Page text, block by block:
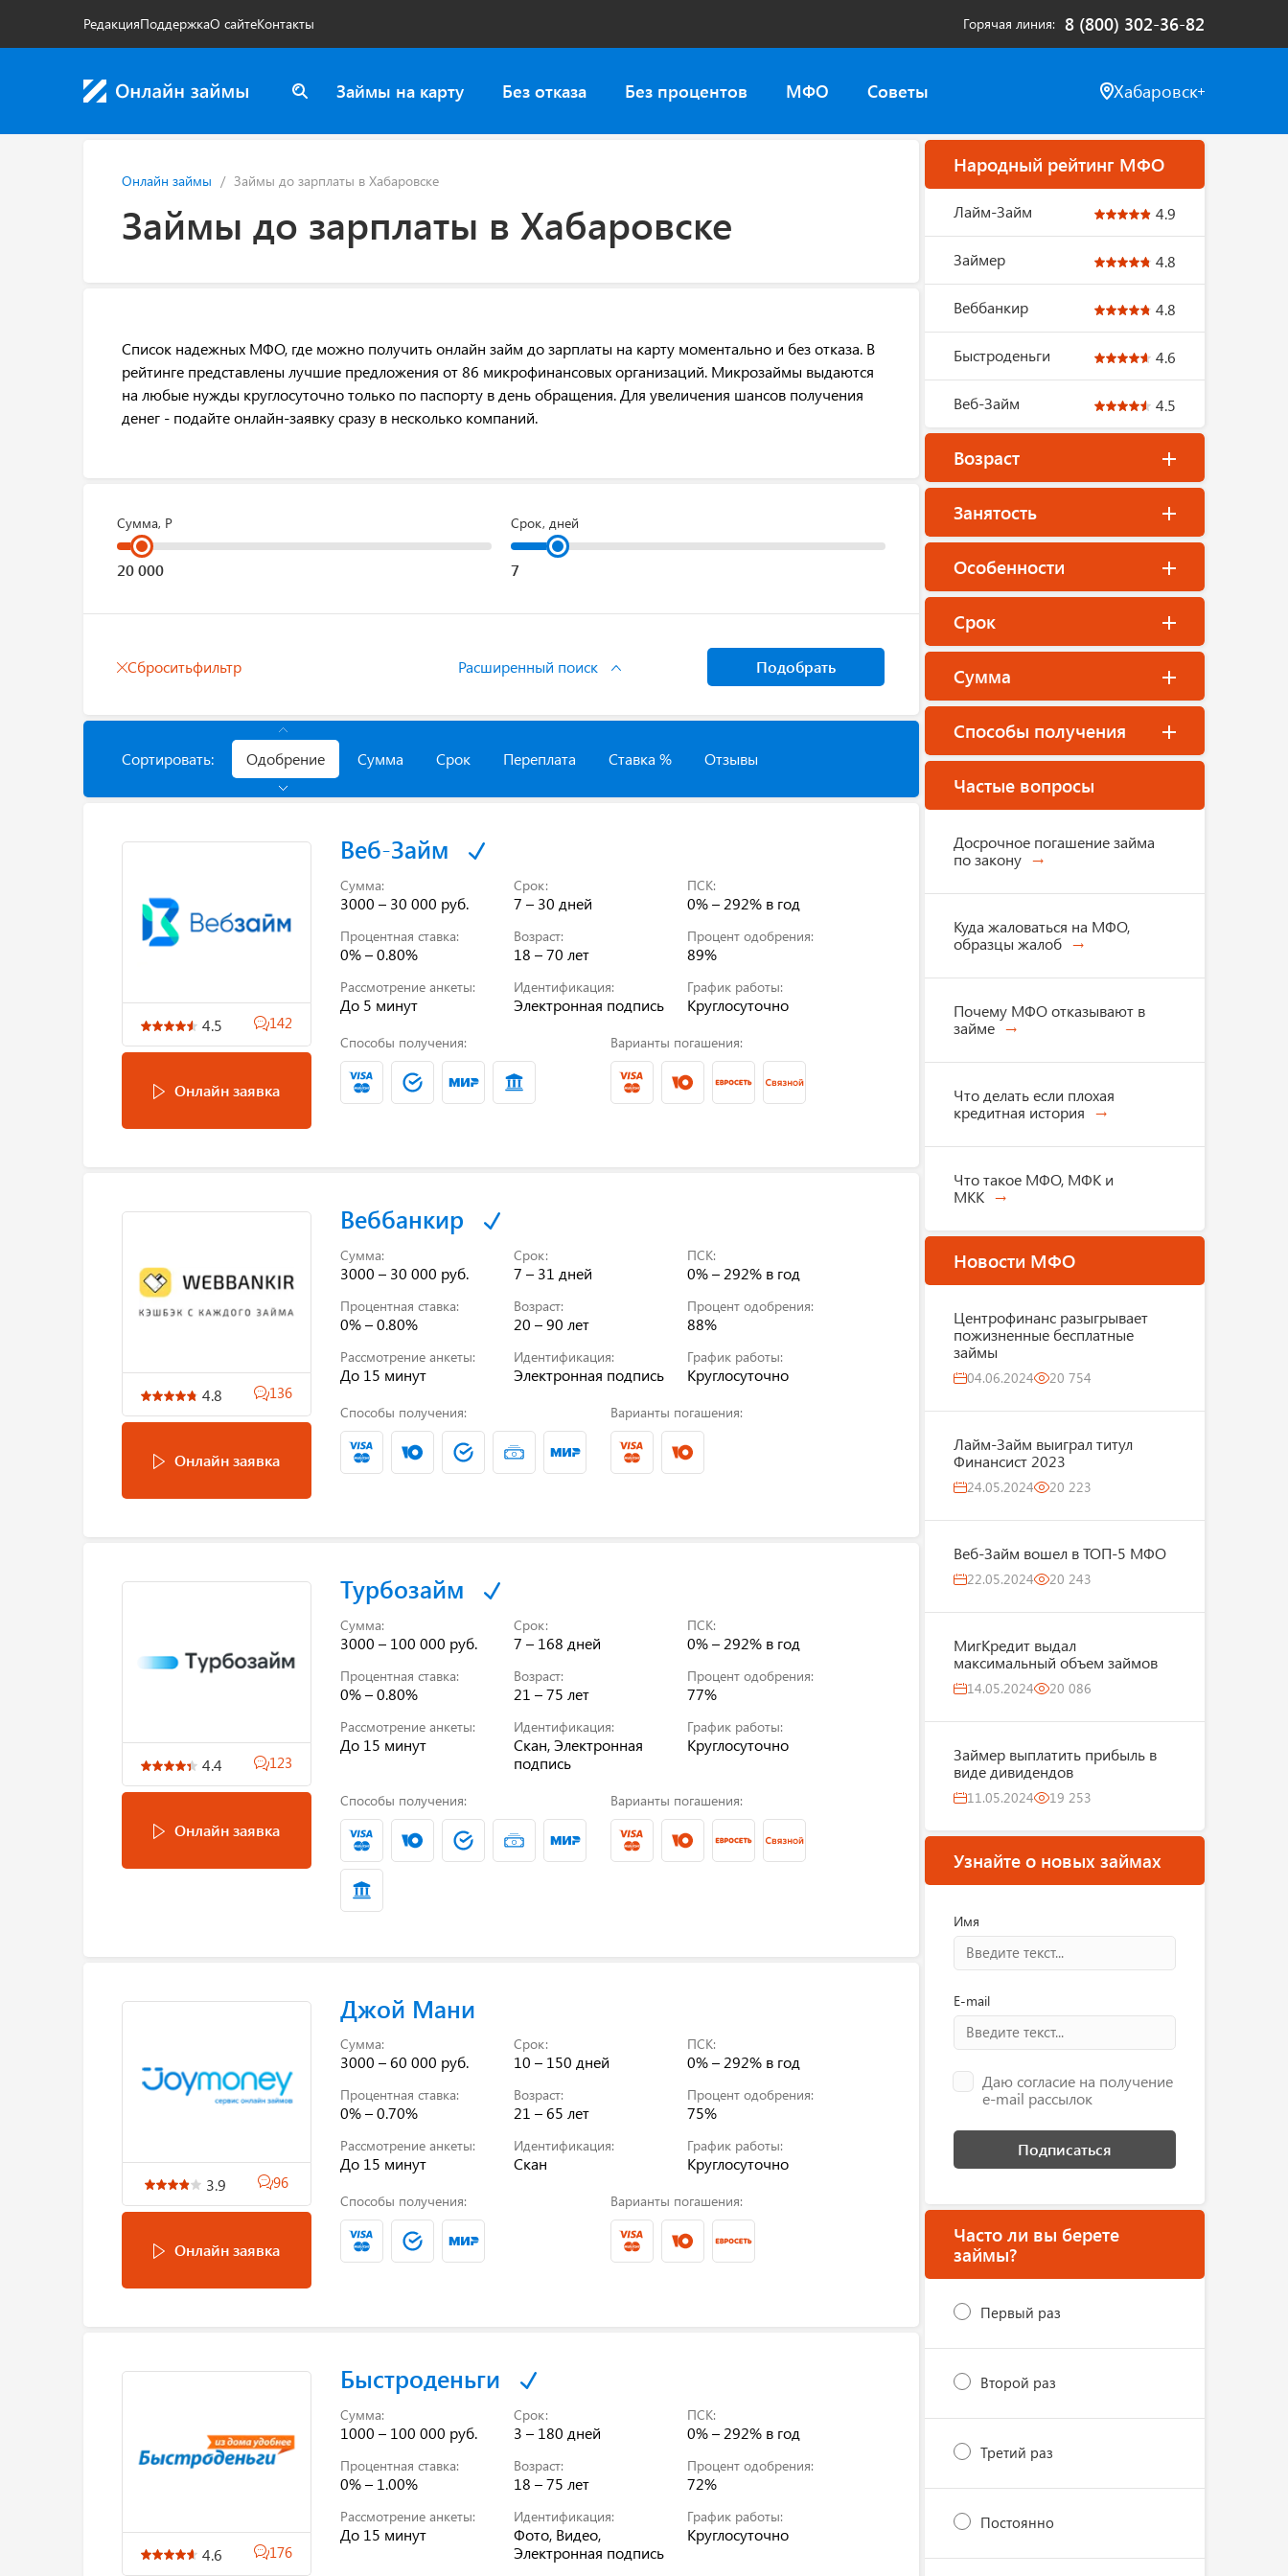
РедакцияПоддержкаО сайтеКонтакты Горячая линия 8 (800) 302-36-82
Займы на карту Без отказа Без процентов МФО Советы Хабаровск
Онлайн займы Займы до зарплаты в Хабаровске
Займы до зарплаты в Хабаровске
Список надежных МФО, где можно получить онлайн займ до зарплаты на карту моментально и без отказа. В
рейтинге представлены лучшие предложения от 86 микрофинансовых организаций. Микрозаймы выдаются
на любые нужды круглосуточно только по паспорту в день обращения. Для увеличения шансов получения
денег - подайте онлайн-заявку сразу в несколько компаний.
Сумма, Р Срок, дней
Сброситьфильтр Расширенный поиск Подобрать
Сортировать: Одобрение Сумма Срок Переплата Ставка % Отзывы
4.5 142
Онлайн заявка
Веб-Займ
Сумма:
3000 – 30 000 руб.
Срок:
7 – 30 дней
ПСК:
0% – 292% в год
Процентная ставка:
0% – 0.80%
Возраст:
18 – 70 лет
Процент одобрения:
89%
Рассмотрение анкеты:
До 5 минут
Идентификация:
Электронная подпись
График работы:
Круглосуточно
Способы получения: Варианты погашения:
4.8 136
Онлайн заявка
Веббанкир
Сумма:
3000 – 30 000 руб.
Срок:
7 – 31 дней
ПСК:
0% – 292% в год
Процентная ставка:
0% – 0.80%
Возраст:
20 – 90 лет
Процент одобрения:
88%
Рассмотрение анкеты:
До 15 минут
Идентификация:
Электронная подпись
График работы:
Круглосуточно
Способы получения: Варианты погашения:
4.4 123
Онлайн заявка
Турбозайм
Сумма:
3000 – 100 000 руб.
Срок:
7 – 168 дней
ПСК:
0% – 292% в год
Процентная ставка:
0% – 0.80%
Возраст:
21 – 75 лет
Процент одобрения:
77%
Рассмотрение анкеты:
До 15 минут
Идентификация:
Скан, Электронная
подпись
График работы:
Круглосуточно
Способы получения: Варианты погашения:
3.9 96
Онлайн заявка
Джой Мани
Сумма:
3000 – 60 000 руб.
Срок:
10 – 150 дней
ПСК:
0% – 292% в год
Процентная ставка:
0% – 0.70%
Возраст:
21 – 65 лет
Процент одобрения:
75%
Рассмотрение анкеты:
До 15 минут
Идентификация:
Скан
График работы:
Круглосуточно
Способы получения: Варианты погашения:
4.6 176
Быстроденьги
Сумма:
1000 – 100 000 руб.
Срок:
3 – 180 дней
ПСК:
0% – 292% в год
Процентная ставка:
0% – 1.00%
Возраст:
18 – 75 лет
Процент одобрения:
72%
Рассмотрение анкеты:
До 15 минут
Идентификация:
Фото, Видео,
Электронная подпись
График работы:
Круглосуточно
Народный рейтинг МФО
Лайм-Займ 4.9
Займер 4.8
Веббанкир 4.8
Быстроденьги 4.6
Веб-Займ 4.5
Возраст
Занятость
Особенности
Срок
Сумма
Способы получения
Частые вопросы
Досрочное погашение займа
по закону
Куда жаловаться на МФО,
образцы жалоб
Почему МФО отказывают в
займе
Что делать если плохая
кредитная история
Что такое МФО, МФК и
МКК
Новости МФО
Центрофинанс разыгрывает
пожизненные бесплатные
займы
04.06.2024 20 754
Лайм-Займ выиграл титул
Финансист 2023
24.05.2024 20 223
Веб-Займ вошел в ТОП-5 МФО
22.05.2024 20 243
МигКредит выдал
максимальный объем займов
14.05.2024 20 086
Займер выплатить прибыль в
виде дивидендов
11.05.2024 19 253
Узнайте о новых займах
Имя
E-mail
Даю согласие на получение
e-mail рассылок
Подписаться
Часто ли вы берете
займы?
Первый раз
Второй раз
Третий раз
Постоянно